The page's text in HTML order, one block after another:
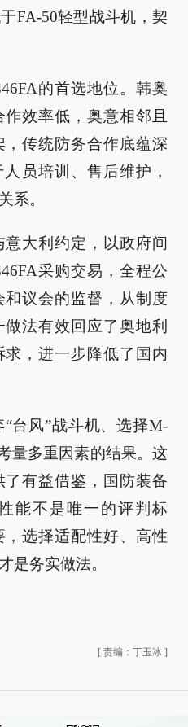
FA-50轻型战斗机，契
的首选地位。韩奥
效率低，奥意相邻且
传统防务合作底蕴深
员培训、售后维护，
系。
大利约定，以政府间
采购交易，全程公
议会的监督，从制度
做法有效回应了奥地利
，进一步降低了国内
台风”战斗机、选择M-
量多重因素的结果。这
有益借鉴，国防装备
能不是唯一的评判标
选择适配性好、高性
是务实做法。
[ 责编：丁玉冰 ]